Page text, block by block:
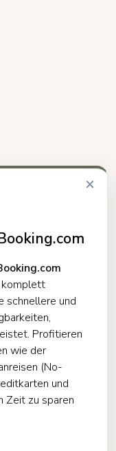
×
schnellere und
Profitieren
wie der
(No-
und
Zeit zu sparen